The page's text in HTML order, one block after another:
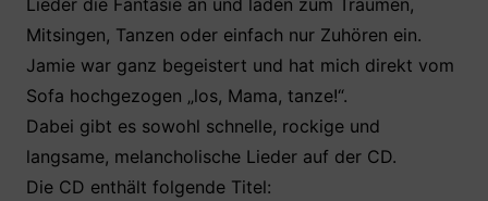
Lieder die Fantasie an und laden zum Träumen,
Mitsingen, Tanzen oder einfach nur Zuhören ein.
Jamie war ganz begeistert und hat mich direkt vom
Sofa hochgezogen „los, Mama, tanze!“.
Dabei gibt es sowohl schnelle, rockige und
langsame, melancholische Lieder auf der CD.
Die CD enthält folgende Titel: